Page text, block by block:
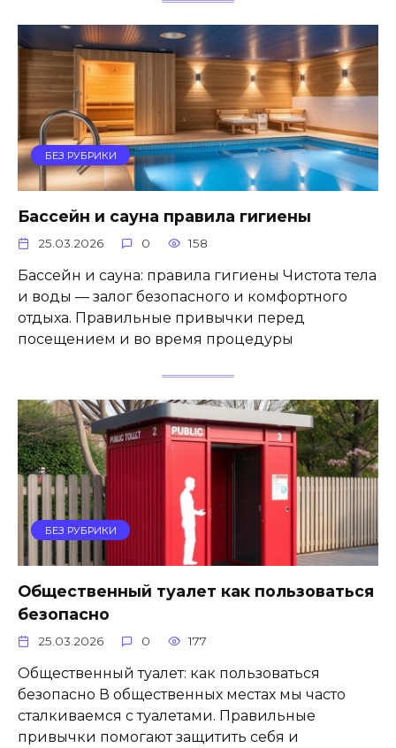
БЕЗ РУБРИКИ
Бассейн и сауна правила гигиены
25.03.2026 0 158
Бассейн и сауна: правила гигиены Чистота тела
и воды — залог безопасного и комфортного
отдыха. Правильные привычки перед
посещением и во время процедуры
БЕЗ РУБРИКИ
Общественный туалет как пользоваться
безопасно
25.03.2026 0 177
Общественный туалет: как пользоваться
безопасно В общественных местах мы часто
сталкиваемся с туалетами. Правильные
привычки помогают защитить себя и